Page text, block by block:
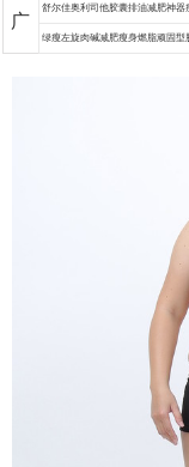
广
乐赛丸脂药
舒尔佳奥利司他胶囊排油减肥神器
肥药
绿瘦左旋肉碱减肥瘦身燃脂顽固型